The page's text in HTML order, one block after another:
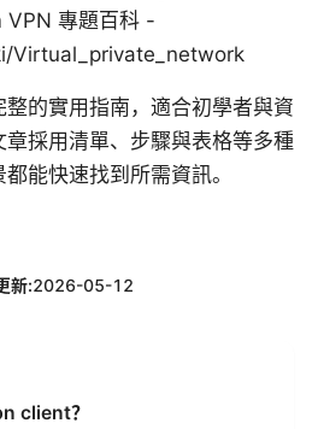
專題百科 -
Virtual_private_network
的實用指南，適合初學者與資
採用清單、步驟與表格等多種
能快速找到所需資訊。
新:2026-05-12
client？